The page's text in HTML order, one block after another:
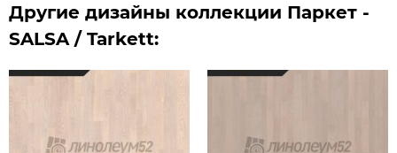
Другие дизайны коллекции Паркет -
SALSA / Tarkett: